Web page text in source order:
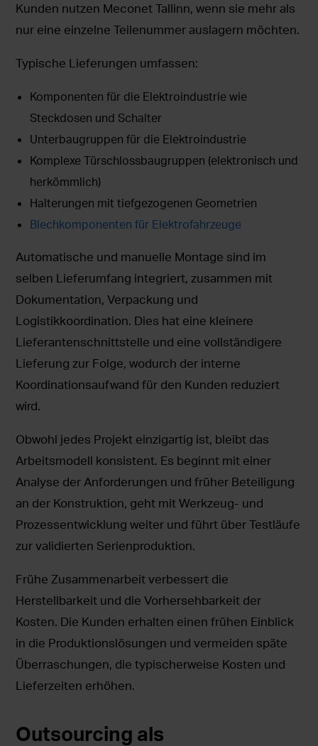
Kunden nutzen Meconet Tallinn, wenn sie mehr als
nur eine einzelne Teilenummer auslagern möchten.
Typische Lieferungen umfassen:
Komponenten für die Elektroindustrie wie
Steckdosen und Schalter
Unterbaugruppen für die Elektroindustrie
Komplexe Türschlossbaugruppen (elektronisch und
herkömmlich)
Halterungen mit tiefgezogenen Geometrien
Blechkomponenten für Elektrofahrzeuge
Automatische und manuelle Montage sind im
selben Lieferumfang integriert, zusammen mit
Dokumentation, Verpackung und
Logistikkoordination. Dies hat eine kleinere
Lieferantenschnittstelle und eine vollständigere
Lieferung zur Folge, wodurch der interne
Koordinationsaufwand für den Kunden reduziert
wird.
Obwohl jedes Projekt einzigartig ist, bleibt das
Arbeitsmodell konsistent. Es beginnt mit einer
Analyse der Anforderungen und früher Beteiligung
an der Konstruktion, geht mit Werkzeug- und
Prozessentwicklung weiter und führt über Testläufe
zur validierten Serienproduktion.
Frühe Zusammenarbeit verbessert die
Herstellbarkeit und die Vorhersehbarkeit der
Kosten. Die Kunden erhalten einen frühen Einblick
in die Produktionslösungen und vermeiden späte
Überraschungen, die typischerweise Kosten und
Lieferzeiten erhöhen.
Outsourcing als